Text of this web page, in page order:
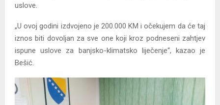
uslove.
„U ovoj godini izdvojeno je 200.000 KM i očekujem da će taj
iznos biti dovoljan za sve one koji kroz podneseni zahtjev
ispune uslove za banjsko-klimatsko liječenje“, kazao je
Bešić.